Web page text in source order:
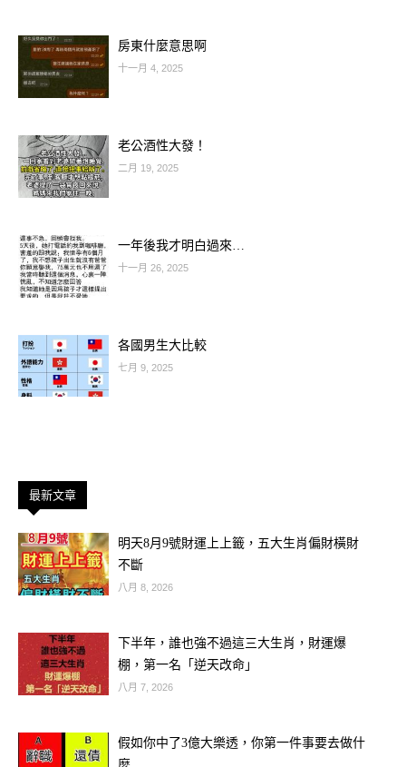
亡靈照亮歸途，讓祂能安心取回「魂
氣」，不致迷失。
第二樣是「影」。古人說「人死留
這些印記會附著在亡者生前最熟悉的物
品上——可能是一件衣服、一張椅子，
甚至是一張全家福。
於自己的影子，將塵世的依戀與記憶收
回，以便安心前往另一個世界。
房東什麼意思啊
十一月 4, 2025
老公酒性大發！
二月 19, 2025
一年後我才明白過來…
十一月 26, 2025
各國男生大比較
七月 9, 2025
最新文章
明天8月9號財運上上籤，五大生肖偏財橫財
不斷
八月 8, 2026
下半年，誰也強不過這三大生肖，財運爆
棚，第一名「逆天改命」
八月 7, 2026
假如你中了3億大樂透，你第一件事要去做什